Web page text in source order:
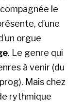
le
d’une
orgue
. Le genre qui
à venir (du
Mais chez
rythmique